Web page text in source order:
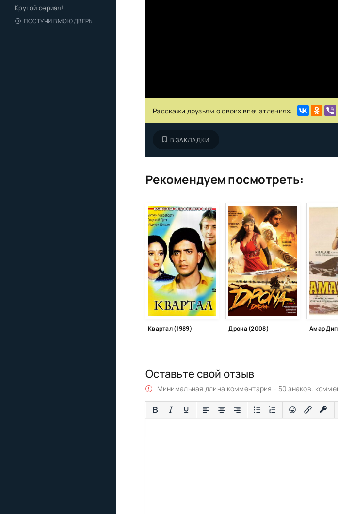
Крутой сериал!
ПОСТУЧИ В МОЮ ДВЕРЬ
Расскажи друзьям о своих впечатлениях:
В ЗАКЛАДКИ
Рекомендуем посмотреть:
Квартал (1989) Дрона (2008) Амар Дип
Оставьте свой отзыв
Минимальная длина комментария - 50 знаков.